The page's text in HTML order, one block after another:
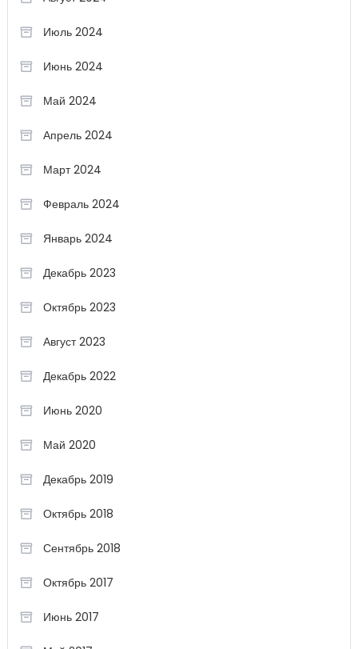
Июль 2024
Июнь 2024
Май 2024
Апрель 2024
Март 2024
Февраль 2024
Январь 2024
Декабрь 2023
Октябрь 2023
Август 2023
Декабрь 2022
Июнь 2020
Май 2020
Декабрь 2019
Октябрь 2018
Сентябрь 2018
Октябрь 2017
Июнь 2017